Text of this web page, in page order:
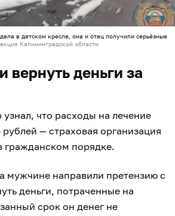
в детском кресле, она и отец получили серьёзные
Калининградской области
вернуть деньги за
что расходы на лечение
— страховая организация
гражданском порядке.
мужчине направили претензию с
деньги, потраченные на
срок он денег не